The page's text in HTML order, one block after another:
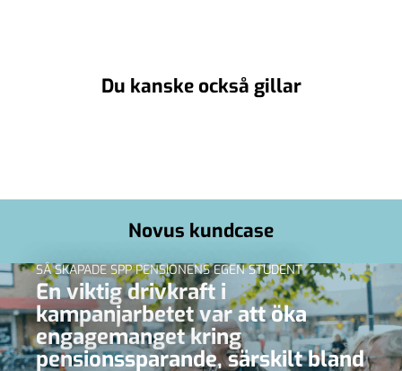
Du kanske också gillar
Novus kundcase
SÅ SKAPADE SPP PENSIONENS EGEN STUDENT
En viktig drivkraft i
kampanjarbetet var att öka
engagemanget kring
pensionssparande, särskilt bland